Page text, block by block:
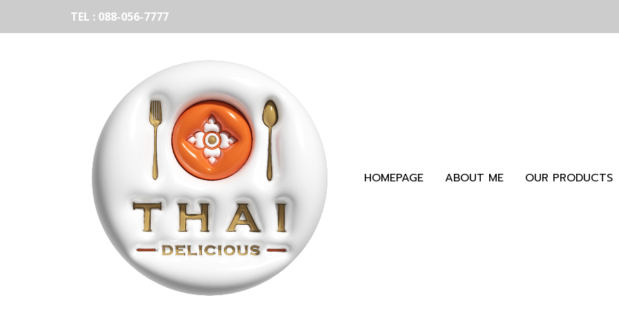
TEL : 088-056-7777
HOMEPAGE ABOUT ME OUR PRODUCTS